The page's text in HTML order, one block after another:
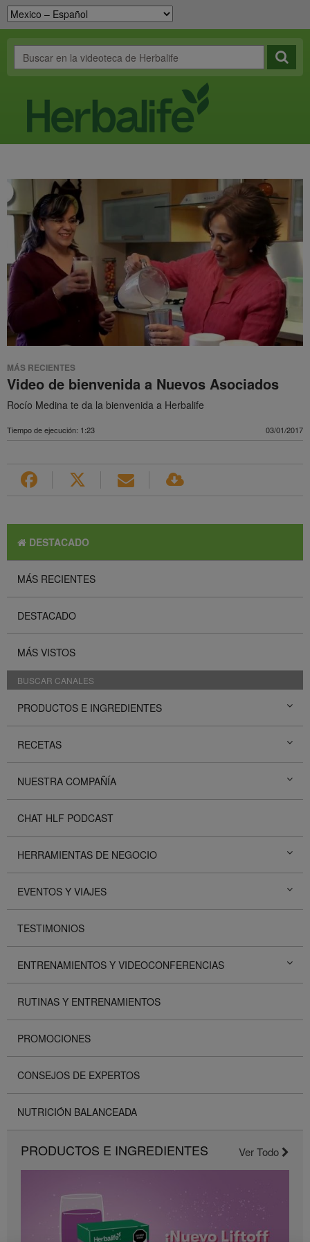
MÁS RECIENTES
Video de bienvenida a Nuevos Asociados
Rocío Medina te da la bienvenida a Herbalife
Tiempo de ejecución: 1:23 03/01/2017
DESTACADO
MÁS RECIENTES
DESTACADO
MÁS VISTOS
BUSCAR CANALES
PRODUCTOS E INGREDIENTES
RECETAS
NUESTRA COMPAÑÍA
CHAT HLF PODCAST
HERRAMIENTAS DE NEGOCIO
EVENTOS Y VIAJES
TESTIMONIOS
ENTRENAMIENTOS Y VIDEOCONFERENCIAS
RUTINAS Y ENTRENAMIENTOS
PROMOCIONES
CONSEJOS DE EXPERTOS
NUTRICIÓN BALANCEADA
PRODUCTOS E INGREDIENTES Ver Todo